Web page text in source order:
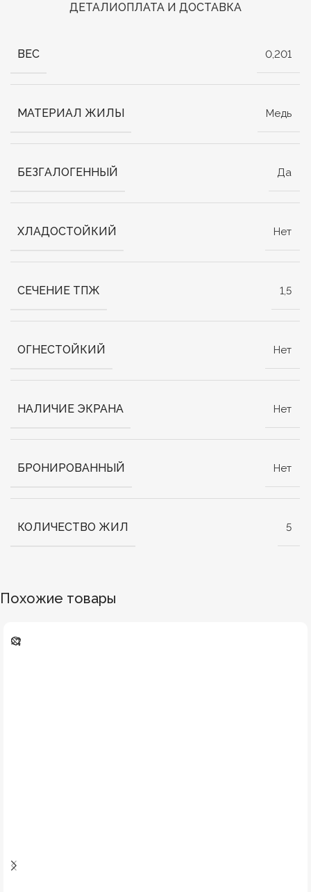
ДЕТАЛИОПЛАТА И ДОСТАВКА
ВЕС 0,201
МАТЕРИАЛ ЖИЛЫ Медь
БЕЗГАЛОГЕННЫЙ Да
ХЛАДОСТОЙКИЙ Нет
СЕЧЕНИЕ ТПЖ 1,5
ОГНЕСТОЙКИЙ Нет
НАЛИЧИЕ ЭКРАНА Нет
БРОНИРОВАННЫЙ Нет
КОЛИЧЕСТВО ЖИЛ 5
Похожие товары